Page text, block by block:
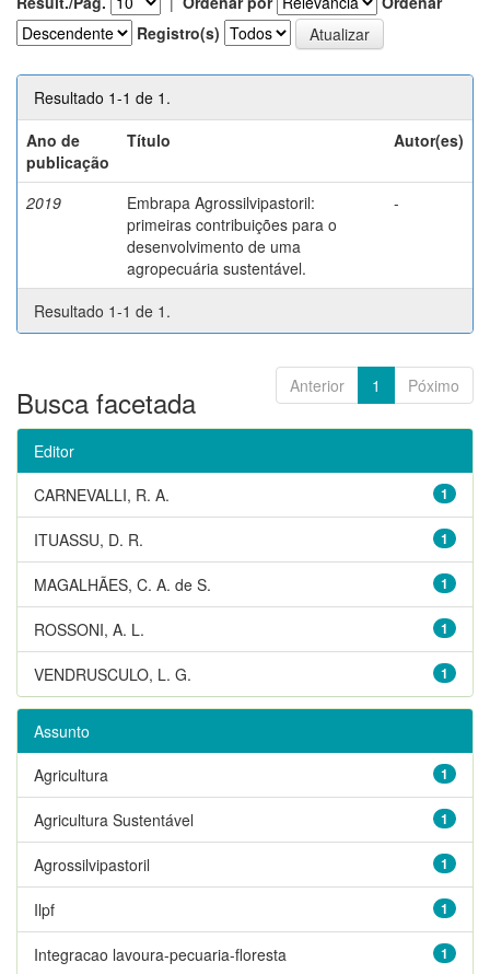
Registro(s)
Resultado 1-1 de 1.
Ano de
publicação
Título Autor(es)
2019
Embrapa Agrossilvipastoril:
primeiras contribuições para o
desenvolvimento de uma
agropecuária sustentável.
-
Resultado 1-1 de 1.
Anterior 1 Póximo
Busca facetada
Editor
1
CARNEVALLI, R. A.
1
ITUASSU, D. R.
1
MAGALHÃES, C. A. de S.
1
ROSSONI, A. L.
1
VENDRUSCULO, L. G.
Assunto
1
Agricultura
1
Agricultura Sustentável
1
Agrossilvipastoril
1
Ilpf
1
Integracao lavoura-pecuaria-floresta